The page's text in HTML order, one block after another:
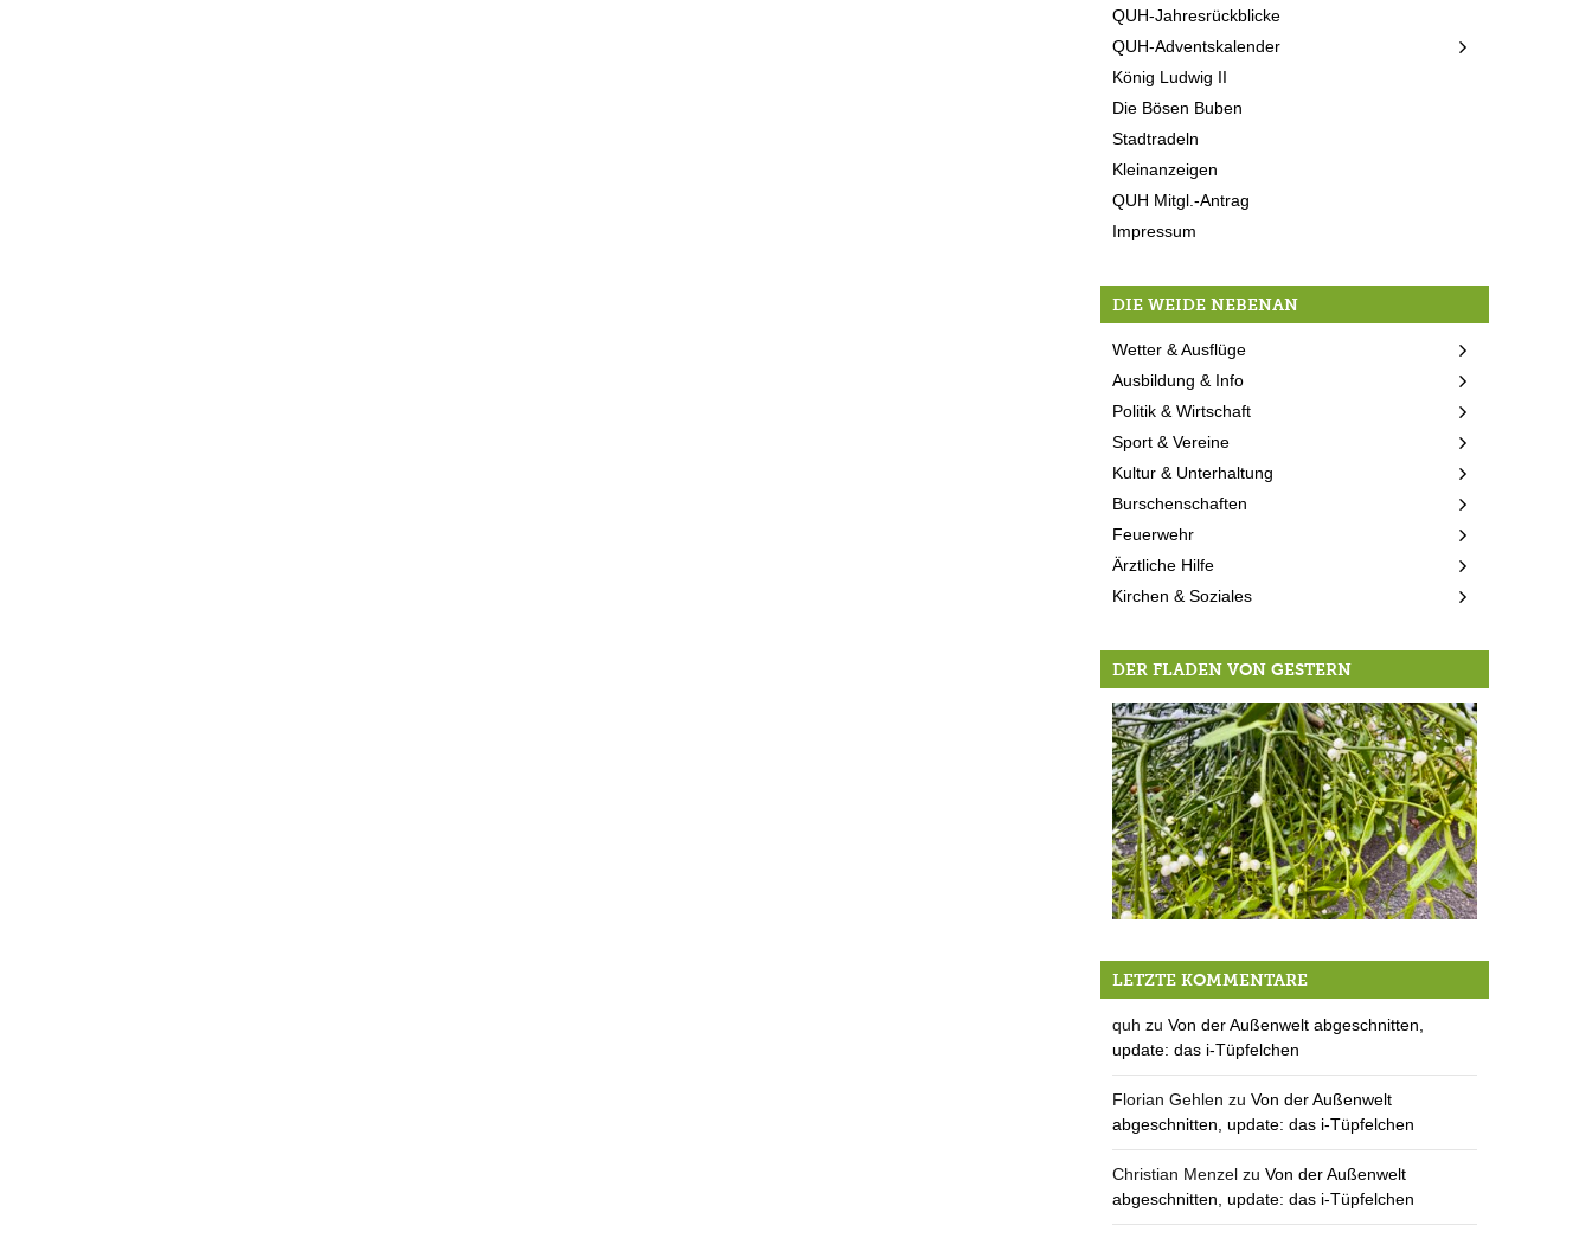
QUH-Jahresrückblicke
QUH-Adventskalender
König Ludwig II
Die Bösen Buben
Stadtradeln
Kleinanzeigen
QUH Mitgl.-Antrag
Impressum
DIE WEIDE NEBENAN
Wetter & Ausflüge
Ausbildung & Info
Politik & Wirtschaft
Sport & Vereine
Kultur & Unterhaltung
Burschenschaften
Feuerwehr
Ärztliche Hilfe
Kirchen & Soziales
DER FLADEN VON GESTERN
LETZTE KOMMENTARE
quh zuVon der Außenwelt abgeschnitten,
update: das i-Tüpfelchen
Florian Gehlen zuVon der Außenwelt
abgeschnitten, update: das i-Tüpfelchen
Christian Menzel zuVon der Außenwelt
abgeschnitten, update: das i-Tüpfelchen